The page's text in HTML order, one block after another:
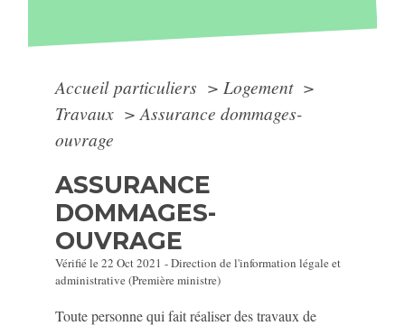
Accueil particuliers > Logement >
Travaux > Assurance dommages-
ouvrage
ASSURANCE
DOMMAGES-
OUVRAGE
Vérifié le 22 Oct 2021 - Direction de l'information légale et
administrative (Première ministre)
Toute personne qui fait réaliser des travaux de